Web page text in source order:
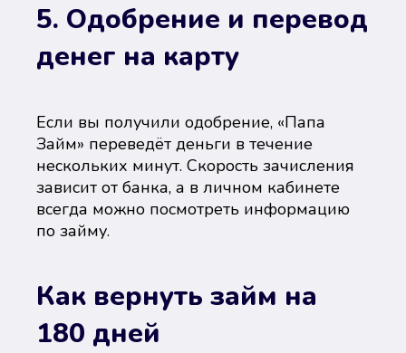
5. Одобрение и перевод
денег на карту
Если вы получили одобрение, «Папа
Займ» переведёт деньги в течение
нескольких минут. Скорость зачисления
зависит от банка, а в личном кабинете
всегда можно посмотреть информацию
по займу.
Как вернуть займ на
180 дней